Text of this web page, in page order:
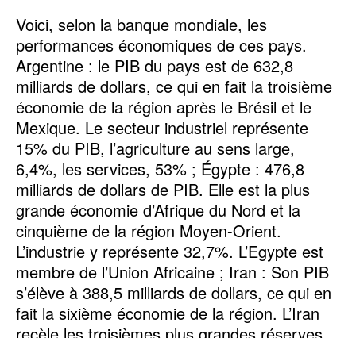
Voici, selon la banque mondiale, les
performances économiques de ces pays.
Argentine : le PIB du pays est de 632,8
milliards de dollars, ce qui en fait la troisième
économie de la région après le Brésil et le
Mexique. Le secteur industriel représente
15% du PIB, l’agriculture au sens large,
6,4%, les services, 53% ; Égypte : 476,8
milliards de dollars de PIB. Elle est la plus
grande économie d’Afrique du Nord et la
cinquième de la région Moyen-Orient.
L’industrie y représente 32,7%. L’Egypte est
membre de l’Union Africaine ; Iran : Son PIB
s’élève à 388,5 milliards de dollars, ce qui en
fait la sixième économie de la région. L’Iran